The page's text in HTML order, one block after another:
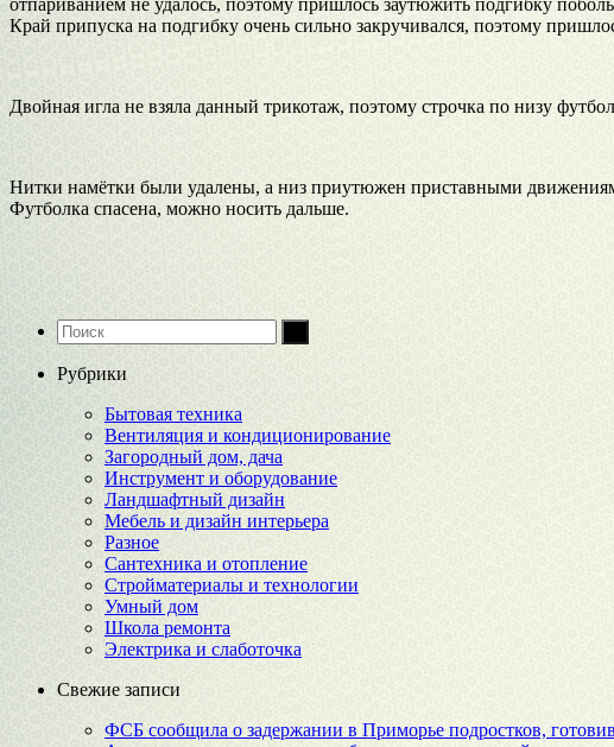
Край припуска на подгибку очень сильно закручивался, поэтому
Двойная игла не взяла данный трикотаж, поэтому строчка по низу
Нитки намётки были удалены, а низ приутюжен приставными
Футболка спасена, можно носить дальше.
Рубрики
Бытовая техника
Вентиляция и кондиционирование
Загородный дом, дача
Инструмент и оборудование
Ландшафтный дизайн
Мебель и дизайн интерьера
Разное
Сантехника и отопление
Стройматериалы и технологии
Умный дом
Школа ремонта
Электрика и слаботочка
Свежие записи
ФСБ сообщила о задержании в Приморье подростков,